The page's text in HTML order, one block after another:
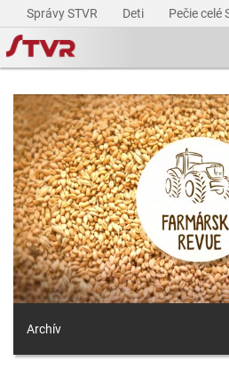
Správy STVR Deti Pečie celé
Archív